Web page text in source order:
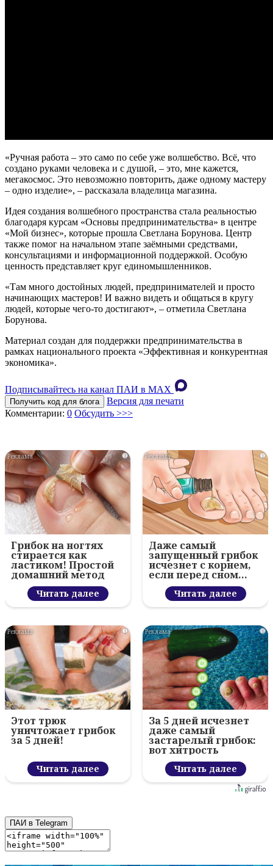
«Ручная работа – это само по себе уже волшебство. Всё, что
создано руками человека и с душой, – это, мне кажется,
мегакосмос. Это невозможно повторить, даже одному мастеру
– одно изделие», – рассказала владелица магазина.
Идея создания волшебного пространства стала реальностью
благодаря курсам «Основы предпринимательства» в центре
«Мой бизнес», которые прошла Светлана Борунова. Центр
также помог на начальном этапе заёмными средствами,
консультациями и информационной поддержкой. Особую
ценность представляет круг единомышленников.
«Там много достойных людей, предпринимателей и просто
начинающих мастеров! И важно видеть и общаться в кругу
людей, которые чего-то достигают», – отметила Светлана
Борунова.
Материал создан для поддержки предпринимательства в
рамках национального проекта «Эффективная и конкурентная
экономика».
Подписывайтесь на канал ПАИ в MAХ
Получить код для блога
Версия для печати
Комментарии: 0 Обсудить >>>
i
Грибок на ногтях
стирается как
ластиком! Простой
домашний метод
Читать далее
i
Даже самый
запущенный грибок
исчезнет с корнем,
если перед сном…
Читать далее
i
Этот трюк
уничтожает грибок
за 5 дней!
Читать далее
i
За 5 дней исчезнет
даже самый
застарелый грибок:
вот хитрость
Читать далее
ПАИ в Telegram